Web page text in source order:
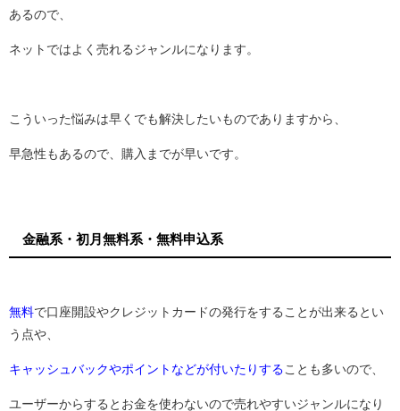
あるので、
ネットではよく売れるジャンルになります。
こういった悩みは早くでも解決したいものでありますから、
早急性もあるので、購入までが早いです。
金融系・初月無料系・無料申込系
無料で口座開設やクレジットカードの発行をすることが出来るとい
う点や、
キャッシュバックやポイントなどが付いたりする ことも多いので、
ユーザーからするとお金を使わないので売れやすいジャンルになり